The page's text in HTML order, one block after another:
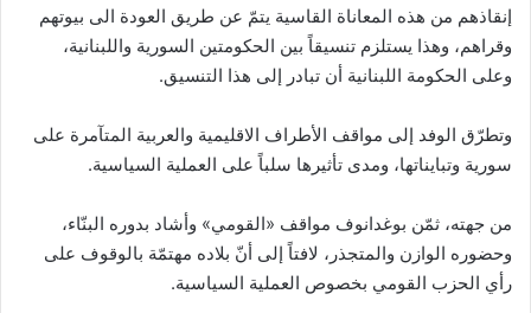
إنقاذهم من هذه المعاناة القاسية يتمّ عن طريق العودة الى بيوتهم
وقراهم، وهذا يستلزم تنسيقاً بين الحكومتين السورية واللبنانية،
وعلى الحكومة اللبنانية أن تبادر إلى هذا التنسيق.
وتطرّق الوفد إلى مواقف الأطراف الاقليمية والعربية المتآمرة على
سورية وتبايناتها، ومدى تأثيرها سلباً على العملية السياسية.
من جهته، ثمّن بوغدانوف مواقف «القومي» وأشاد بدوره البنّاء،
وحضوره الوازن والمتجذر، لافتاً إلى أنّ بلاده مهتمّة بالوقوف على
رأي الحزب القومي بخصوص العملية السياسية.